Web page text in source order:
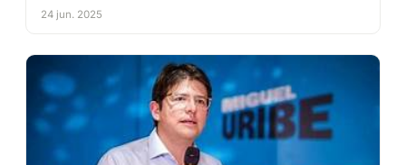
24 jun. 2025